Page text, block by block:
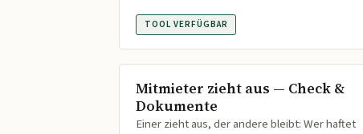
TOOL VERFÜGBAR
Mitmieter zieht aus — Check &
Dokumente
Einer zieht aus, der andere bleibt: Wer haftet